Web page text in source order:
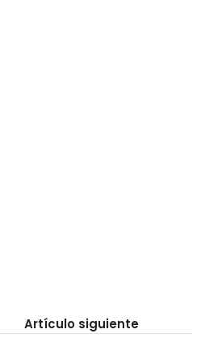
Artículo siguiente